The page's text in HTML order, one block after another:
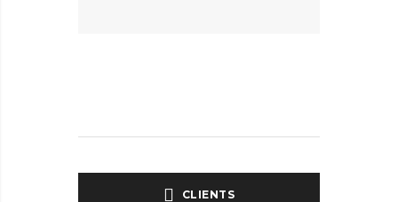
CLIENTS